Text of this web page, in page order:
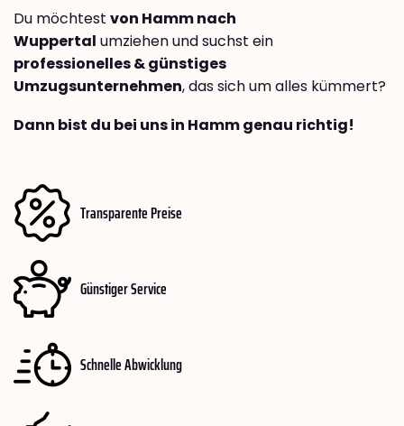
Du möchtest von Hamm nach
Wuppertal umziehen und suchst ein
professionelles & günstiges
Umzugsunternehmen, das sich um alles kümmert?
Dann bist du bei uns in Hamm genau richtig!
Transparente Preise
Günstiger Service
Schnelle Abwicklung